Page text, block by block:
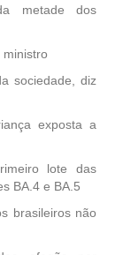
metade dos
sociedade, diz
exposta a
lote das
BA.4 e BA.5
brasileiros não